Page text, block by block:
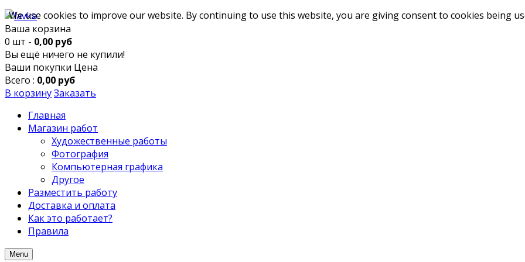
Ваша корзина
0 шт - 0,00 руб
Вы ещё ничего не купили!
Ваши покупки Цена
Всего : 0,00 руб
В корзинуЗаказать
Главная
Магазин работ
Художественные работы
Фотография
Компьютерная графика
Другое
Разместить работу
Доставка и оплата
Как это работает?
Правила
Menu
We use cookies to improve our website. By continuing to use this website, you are giving consent to cookies being